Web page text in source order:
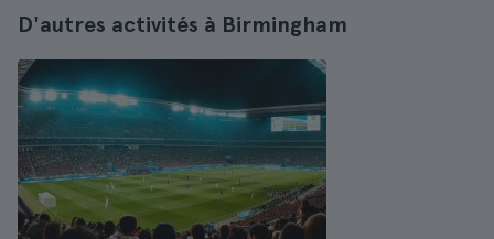
D'autres activités à Birmingham